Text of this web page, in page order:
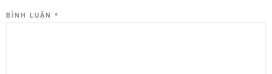
BÌNH LUẬN *